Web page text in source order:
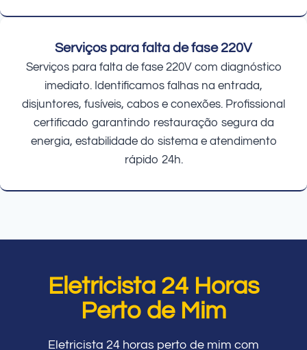
Serviços para falta de fase 220V
Serviços para falta de fase 220V com diagnóstico
imediato. Identificamos falhas na entrada,
disjuntores, fusíveis, cabos e conexões. Profissional
certificado garantindo restauração segura da
energia, estabilidade do sistema e atendimento
rápido 24h.
Eletricista 24 Horas
Perto de Mim
Eletricista 24 horas perto de mim com